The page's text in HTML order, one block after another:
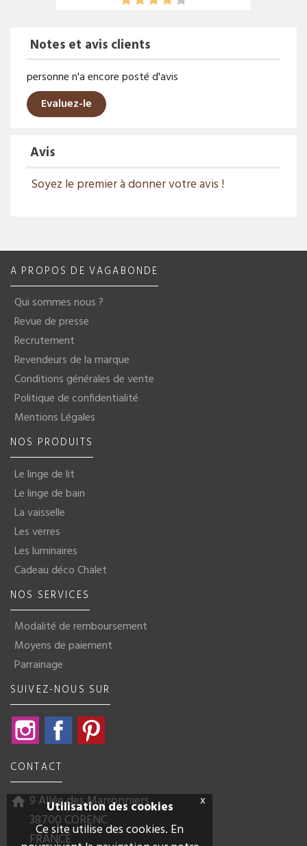
Notes et avis clients
personne n'a encore posté d'avis
Evaluez-le
Avis
Soyez le premier à donner votre avis !
A PROPOS DE VAGABONDE
Qui sommes nous ?
Revue de presse
Recrutement
Revendeurs de la marque
Conditions générales de vente
Politique de confidentialité
Mentions Légales
NOS PRODUITS
Le linge de lit
Le linge de bain
La vaisselle
Les verres
Les luminaires
Cadeau déco Chalet
NOS SERVICES
Modalité de remboursement
Moyens de paiement
Parrainage
SUIVEZ-NOUS SUR
InstagramFacebook
CONTACT
home 9 Allée des Marronniers
38700 CORENC
FRANCE
x
Utilisation des cookies
Ce site utilise des cookies. En